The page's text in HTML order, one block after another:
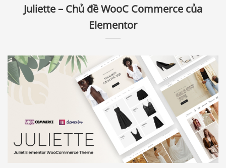
Juliette – Chủ đề WooC Commerce của
Elementor